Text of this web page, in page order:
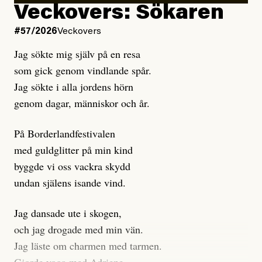
Kuhn och Sassarinis-McGowan hävdar att
Dagens ETC arbetar med ”opålitliga källor” för att
klickbete är inte intressant för Dagens ETC.
Journalistiken är låst. En klatschig men korrekt rubrik
gör förhoppningsvis att en nyfiken beställer
prenumeration, men den avslutas sekunder senare om
dessa granskningar på olika källor, alltifrån domar till
en mängd intervjupersoner, inklusive generös
möjlighet att bemöta för såväl personen vars motiv att
engagera sig i Palestinarörelsen ifrågasätts som de
grupper där Säpo-resursen samlade in uppgifter.
Researchen är grundlig.
Möjligen är det egentligen inte journalistikens metod
Veckovers: Sökaren
#57/2026Veckovers
Jag sökte mig själv på en resa
som gick genom vindlande spår.
Jag sökte i alla jordens hörn
genom dagar, människor och år.
På Borderlandfestivalen
med guldglitter på min kind
byggde vi oss vackra skydd
undan själens isande vind.
Jag dansade ute i skogen,
och jag drogade med min vän.
Jag läste om charmen med tarmen.